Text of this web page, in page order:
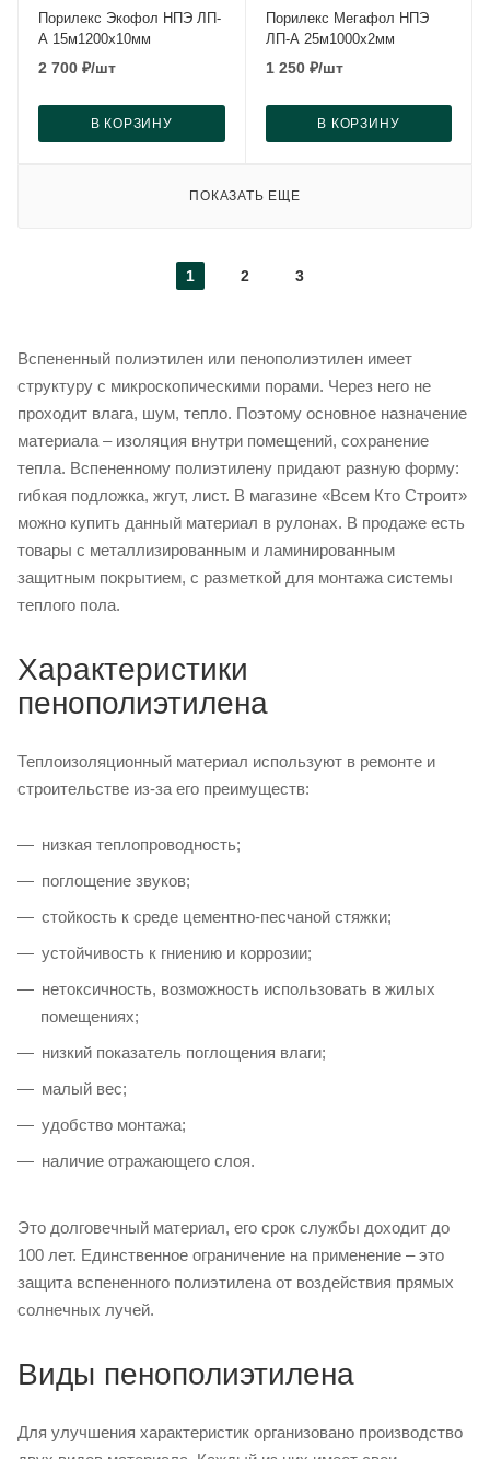
Порилекс Экофол НПЭ ЛП-
А 15м1200x10мм
2 700 ₽/шт
В КОРЗИНУ
Порилекс Мегафол НПЭ
ЛП-А 25м1000x2мм
1 250₽/шт
В КОРЗИНУ
ПОКАЗАТЬ ЕЩЕ
1 2 3
Вспененный полиэтилен или пенополиэтилен имеет
структуру с микроскопическими порами. Через него не
проходит влага, шум, тепло. Поэтому основное назначение
материала – изоляция внутри помещений, сохранение
тепла. Вспененному полиэтилену придают разную форму:
гибкая подложка, жгут, лист. В магазине «Всем Кто Строит»
можно купить данный материал в рулонах. В продаже есть
товары с металлизированным и ламинированным
защитным покрытием, с разметкой для монтажа системы
теплого пола.
Характеристики
пенополиэтилена
Теплоизоляционный материал используют в ремонте и
строительстве из-за его преимуществ:
низкая теплопроводность;
поглощение звуков;
стойкость к среде цементно-песчаной стяжки;
устойчивость к гниению и коррозии;
нетоксичность, возможность использовать в жилых
помещениях;
низкий показатель поглощения влаги;
малый вес;
удобство монтажа;
наличие отражающего слоя.
Это долговечный материал, его срок службы доходит до
100 лет. Единственное ограничение на применение – это
защита вспененного полиэтилена от воздействия прямых
солнечных лучей.
Виды пенополиэтилена
Для улучшения характеристик организовано производство